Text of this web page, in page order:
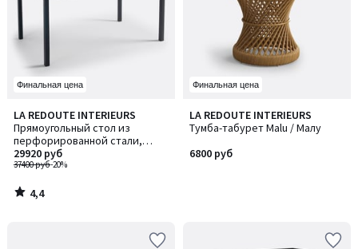
Финальная цена
LA REDOUTE INTERIEURS
Прямоугольный стол из
перфорированной стали,
Choe / Шо
37400 руб-20%
29920 руб
4,4
/ 5
4,4
/
Финальная цена
LA REDOUTE INTERIEURS
Тумба-табурет Malu / Малу
6800 руб